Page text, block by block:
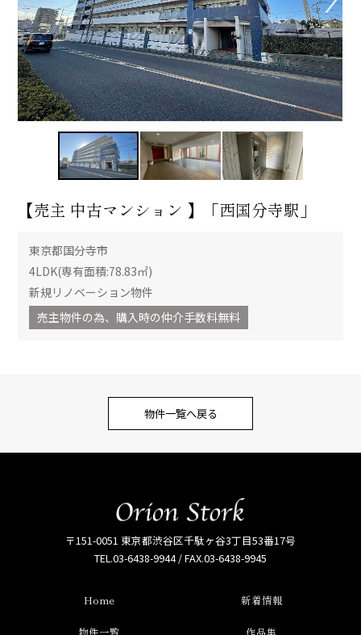
【売主 中古マンション 】「西国分寺駅」
東京都国分寺市
4LDK(専有面積:78.83㎡)
新規リノベーション物件
売主物件の為、購入時の仲介手数料無料
物件一覧へ戻る
〒151-0051 東京都渋谷区千駄ヶ谷3丁目53番17号
TEL.03-6438-9944 / FAX.03-6438-9945
Home 新着情報